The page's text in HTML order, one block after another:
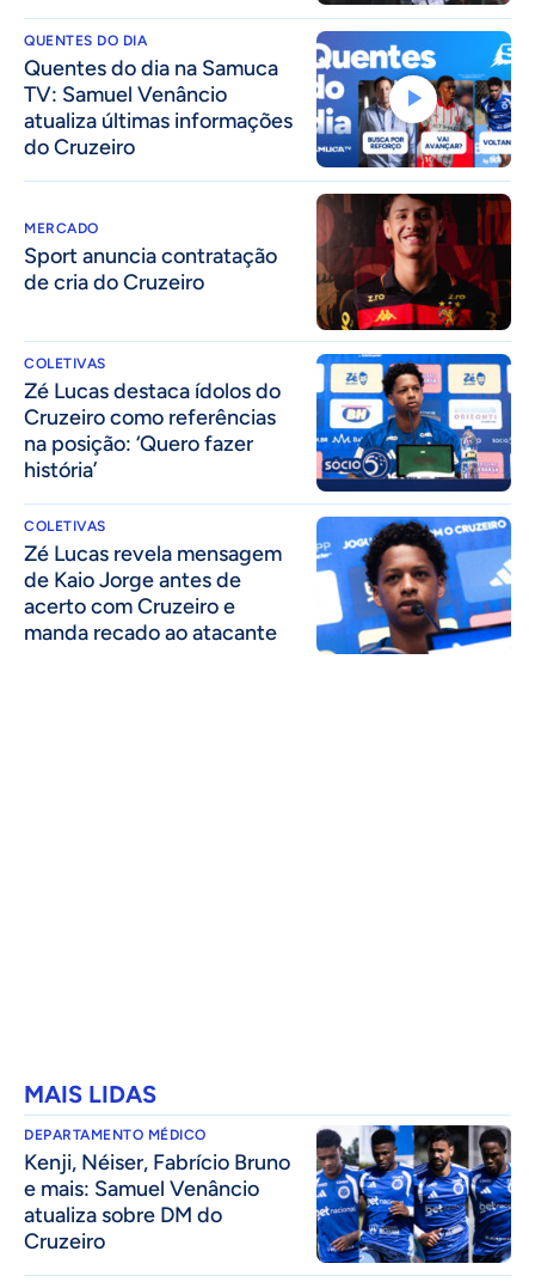
QUENTES DO DIA
Quentes do dia na Samuca
TV: Samuel Venâncio
atualiza últimas informações
do Cruzeiro
MERCADO
Sport anuncia contratação
de cria do Cruzeiro
COLETIVAS
Zé Lucas destaca ídolos do
Cruzeiro como referências
na posição: ‘Quero fazer
história’
COLETIVAS
Zé Lucas revela mensagem
de Kaio Jorge antes de
acerto com Cruzeiro e
manda recado ao atacante
MAIS LIDAS
DEPARTAMENTO MÉDICO
Kenji, Néiser, Fabrício Bruno
e mais: Samuel Venâncio
atualiza sobre DM do
Cruzeiro